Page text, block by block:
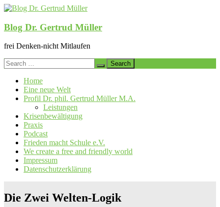
Skip
content
Blog Dr. Gertrud Müller
frei Denken-nicht Mitlaufen
Search
for:
Home
Eine neue Welt
Profil Dr. phil. Gertrud Müller M.A.
Leistungen
Krisenbewältigung
Praxis
Podcast
Frieden macht Schule e.V.
We create a free and friendly world
Impressum
Datenschutzerklärung
Die Zwei Welten-Logik